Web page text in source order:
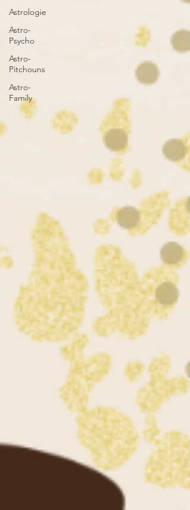
Astrologie
Astro-
Psycho
Astro-
Pitchouns
Astro-
Family